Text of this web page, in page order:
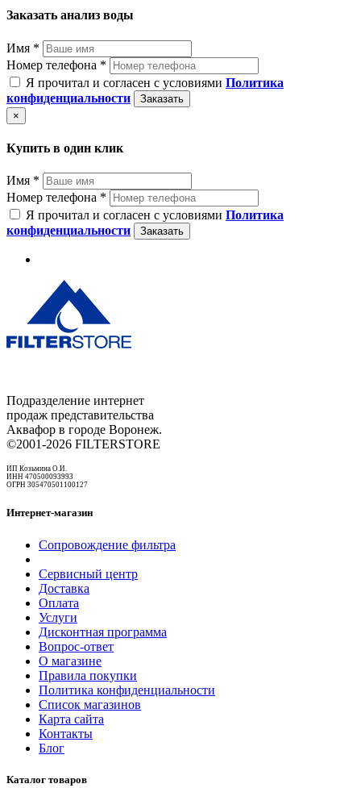
Заказать анализ воды
Имя *
Номер телефона *
Я прочитал и согласен с условиями Политика
конфиденциальности
Заказать
×
Купить в один клик
Имя *
Номер телефона *
Я прочитал и согласен с условиями Политика
конфиденциальности
Заказать
Подразделение интернет
продаж представительства
Аквафор в городе Воронеж.
©2001-2026 FILTERSTORE
ИП Козьмина О.И.
ИНН 470500093993
ОГРН 305470501100127
Интернет-магазин
Сопровождение фильтра
Сервисный центр
Доставка
Оплата
Услуги
Дисконтная программа
Вопрос-ответ
О магазине
Правила покупки
Политика конфиденциальности
Список магазинов
Карта сайта
Контакты
Блог
Каталог товаров